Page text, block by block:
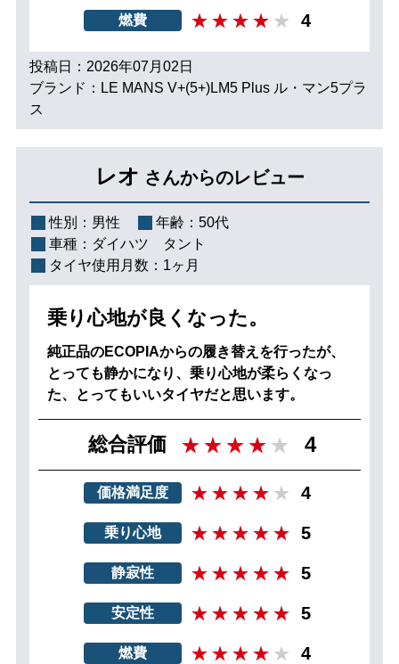
燃費 4
投稿日：2026年07月02日
ブランド：LE MANS V+(5+)LM5 Plus ル・マン5プラ
ス
レオ さんからのレビュー
性別： 男性 年齢： 50代
車種： ダイハツ タント
タイヤ使用月数： 1ヶ月
乗り心地が良くなった。
純正品のECOPIAからの履き替えを行ったが、
とっても静かになり、乗り心地が柔らくなっ
た、とってもいいタイヤだと思います。
総合評価 4
価格満足度 4
乗り心地 5
静寂性 5
安定性 5
燃費 4